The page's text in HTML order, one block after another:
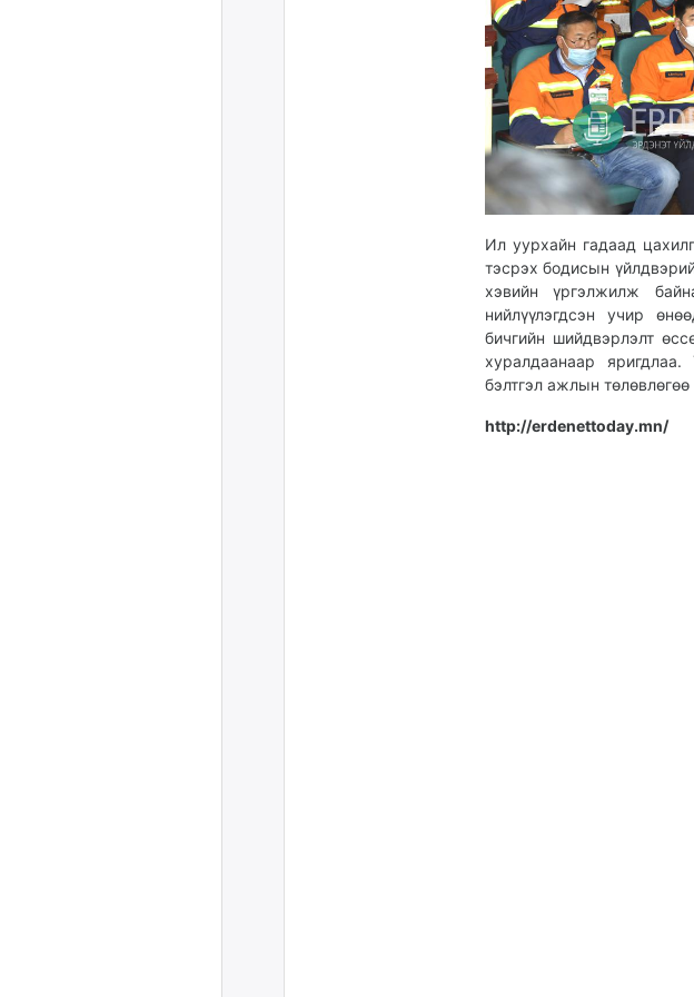
Ил уурхайн гадаад
тэсрэх бодисын
хэвийн үргэлжилж
нийлүүлэгдсэн учир
бичгийн шийдвэрлэлт
хуралдаанаар
бэлтгэл ажлын
http://erdenettoday.mn/